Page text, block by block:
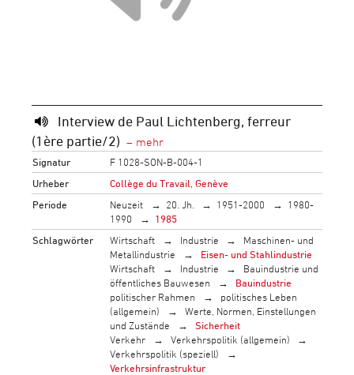
Interview de Paul Lichtenberg, ferreur
(1ère partie/2)
Signatur
F 1028-SON-B-004-1
Urheber
Collège du Travail, Genève
Periode
Neuzeit 20. Jh. 1951-2000
1980-
1990
1985
Schlagwörter
Wirtschaft Industrie
Maschinen- und
Metallindustrie
Eisen- und Stahlindustrie
Wirtschaft
Industrie
Bauindustrie und
öffentliches Bauwesen
Bauindustrie
politischer Rahmen
politisches Leben
(allgemein)
Werte, Normen, Einstellungen
und Zustände
Sicherheit
Verkehr
Verkehrspolitik (allgemein)
Verkehrspolitik (speziell)
Verkehrsinfrastruktur